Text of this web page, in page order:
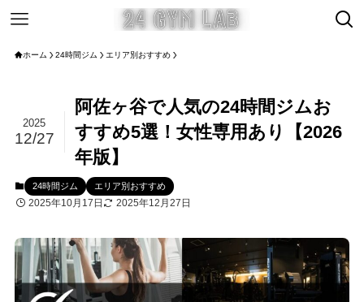
ホーム 24時間ジム エリア別おすすめ
阿佐ヶ谷で人気の24時間ジムお
すすめ5選！女性専用あり【2026
年版】
2025
12/27
24時間ジム エリア別おすすめ
2025年10月17日 2025年12月27日